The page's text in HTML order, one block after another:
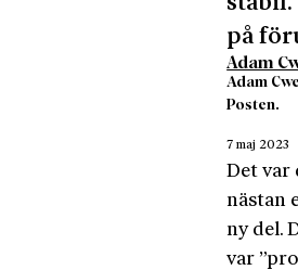
på
Adam
Adam
Posten.
7 maj 2023
Det var
nästan
ny del.
var